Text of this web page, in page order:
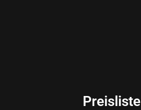
Preisliste